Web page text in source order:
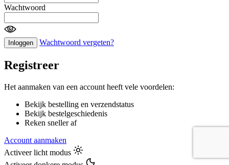
Wachtwoord
Inloggen Wachtwoord vergeten?
Registreer
Het aanmaken van een account heeft vele voordelen:
Bekijk bestelling en verzendstatus
Bekijk bestelgeschiedenis
Reken sneller af
Account aanmaken
Activeer licht modus